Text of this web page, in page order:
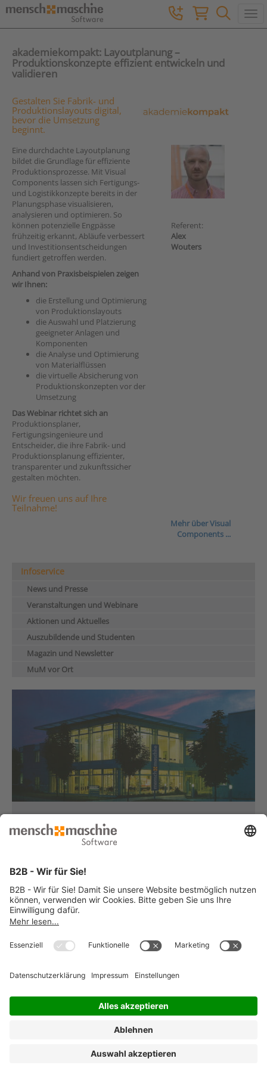
akademiekompakt: Layoutplanung –
Produktionskonzepte effizient entwickeln und
validieren
Gestalten Sie Fabrik- und
Produktionslayouts digital,
bevor die Umsetzung
beginnt.
Eine durchdachte Layoutplanung
bildet die Grundlage für effiziente
Produktionsprozesse. Mit Visual
Components lassen sich Fertigungs-
und Logistikkonzepte bereits in der
Planungsphase visualisieren,
analysieren und optimieren. So
können potenzielle Engpässe
frühzeitig erkannt, Abläufe verbessert
und Investitionsentscheidungen
fundiert getroffen werden.
Anhand von Praxisbeispielen zeigen
wir Ihnen:
die Erstellung und Optimierung
von Produktionslayouts
die Auswahl und Platzierung
geeigneter Anlagen und
Komponenten
die Analyse und Optimierung
von Materialflüssen
die virtuelle Absicherung von
Produktionskonzepten vor der
Umsetzung
Das Webinar richtet sich an
Produktionsplaner,
Fertigungsingenieure und
Entscheider, die ihre Fabrik- und
Produktionsplanung effizienter,
transparenter und zukunftssicher
gestalten möchten.
Wir freuen uns auf Ihre
Teilnahme!
Referent:
Alex
Wouters
Mehr über Visual
Components ...
Infoservice
News und Presse
Veranstaltungen und Webinare
Aktionen und Aktuelles
Auszubildende und Studenten
Magazin und Newsletter
MuM vor Ort
Haben Sie Fragen?
Dann rufen Sie uns an...
von 08:30 bis 12:00 Uhr
und 12:30 bis 17:00 Uhr
Freitag
und 12:30 bis 15:00 Uhr